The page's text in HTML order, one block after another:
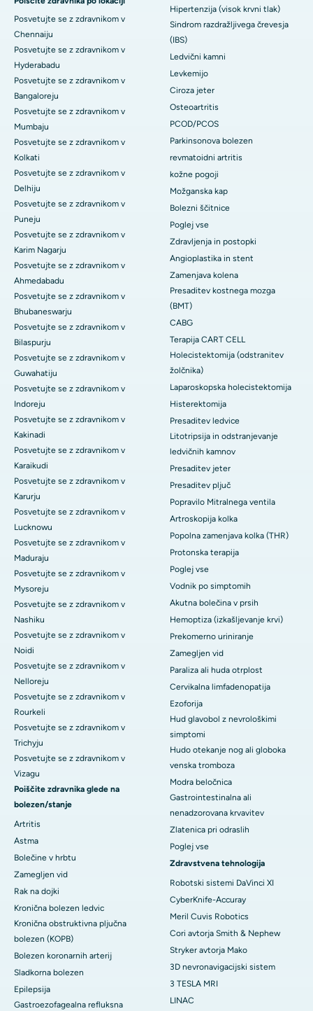
Posvetujte se z zdravnikom v
Chennaiju
Posvetujte se z zdravnikom v
Hyderabadu
Posvetujte se z zdravnikom v
Bangaloreju
Posvetujte se z zdravnikom v
Mumbaju
Posvetujte se z zdravnikom v
Kolkati
Posvetujte se z zdravnikom v
Delhiju
Posvetujte se z zdravnikom v
Puneju
Posvetujte se z zdravnikom v
Karim Nagarju
Posvetujte se z zdravnikom v
Ahmedabadu
Posvetujte se z zdravnikom v
Bhubaneswarju
Posvetujte se z zdravnikom v
Bilaspurju
Posvetujte se z zdravnikom v
Guwahatiju
Posvetujte se z zdravnikom v
Indoreju
Posvetujte se z zdravnikom v
Kakinadi
Posvetujte se z zdravnikom v
Karaikudi
Posvetujte se z zdravnikom v
Karurju
Posvetujte se z zdravnikom v
Lucknowu
Posvetujte se z zdravnikom v
Maduraju
Posvetujte se z zdravnikom v
Mysoreju
Posvetujte se z zdravnikom v
Nashiku
Posvetujte se z zdravnikom v
Noidi
Posvetujte se z zdravnikom v
Nelloreju
Posvetujte se z zdravnikom v
Rourkeli
Posvetujte se z zdravnikom v
Trichyju
Posvetujte se z zdravnikom v
Vizagu
Poiščite zdravnika glede na
bolezen/stanje
Artritis
Astma
Bolečine v hrbtu
Zamegljen vid
Rak na dojki
Kronična bolezen ledvic
Kronična obstruktivna pljučna
bolezen (KOPB)
Bolezen koronarnih arterij
Sladkorna bolezen
Epilepsija
Gastroezofagealna refluksna
Hipertenzija (visok krvni tlak)
Sindrom razdražljivega črevesja
(IBS)
Ledvični kamni
Levkemijo
Ciroza jeter
Osteoartritis
PCOD/PCOS
Parkinsonova bolezen
revmatoidni artritis
kožne pogoji
Možganska kap
Bolezni ščitnice
Poglej vse
Zdravljenja in postopki
Angioplastika in stent
Zamenjava kolena
Presaditev kostnega mozga
(BMT)
CABG
Terapija CART CELL
Holecistektomija (odstranitev
žolčnika)
Laparoskopska holecistektomija
Histerektomija
Presaditev ledvice
Litotripsija in odstranjevanje
ledvičnih kamnov
Presaditev jeter
Presaditev pljuč
Popravilo Mitralnega ventila
Artroskopija kolka
Popolna zamenjava kolka (THR)
Protonska terapija
Poglej vse
Vodnik po simptomih
Akutna bolečina v prsih
Hemoptiza (izkašljevanje krvi)
Prekomerno uriniranje
Zamegljen vid
Paraliza ali huda otrplost
Cervikalna limfadenopatija
Ezoforija
Hud glavobol z nevrološkimi
simptomi
Hudo otekanje nog ali globoka
venska tromboza
Modra beločnica
Gastrointestinalna ali
nenadzorovana krvavitev
Zlatenica pri odraslih
Poglej vse
Zdravstvena tehnologija
Robotski sistemi DaVinci XI
CyberKnife-Accuray
Meril Cuvis Robotics
Cori avtorja Smith & Nephew
Stryker avtorja Mako
3D nevronavigacijski sistem
3 TESLA MRI
LINAC